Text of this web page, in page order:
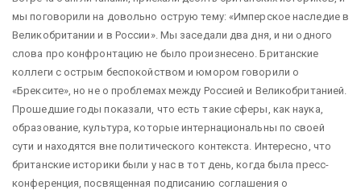
мы поговорили на довольно острую тему: «Имперское наследие в
Великобритании и в России». Мы заседали два дня, и ни одного
слова про конфронтацию не было произнесено. Британские
коллеги с острым беспокойством и юмором говорили о
«Брексите», но не о проблемах между Россией и Великобританией.
Прошедшие годы показали, что есть такие сферы, как наука,
образование, культура, которые интернациональны по своей
сути и находятся вне политического контекста. Интересно, что
британские историки были у нас в тот день, когда была пресс-
конференция, посвященная подписанию соглашения о